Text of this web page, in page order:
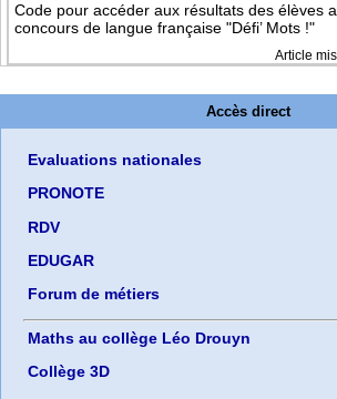
Code pour accéder aux résultats des élèves
concours de langue française "Défi’ Mots !"
Article
Accès direct
Evaluations nationales
PRONOTE
RDV
EDUGAR
Forum de métiers
Maths au collège Léo Drouyn
Collège 3D